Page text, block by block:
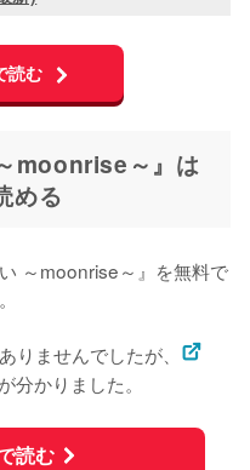
読む
moonrise～』は
める
～moonrise～』を無料で
りませんでしたが、
かりました。
読む